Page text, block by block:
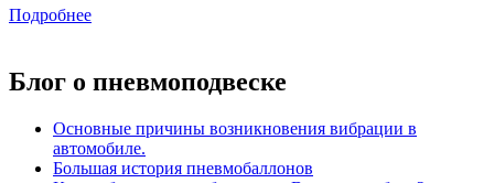
Подробнее
Блог о пневмоподвеске
Основные причины возникновения вибрации в
автомобиле.
Большая история пневмобаллонов